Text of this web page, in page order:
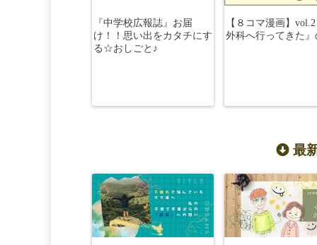
『中学校広報誌』お届
け！！思い出をカタチにす
る☆おしごと♪
【８コマ漫画】
外科へ行ってきた』
最